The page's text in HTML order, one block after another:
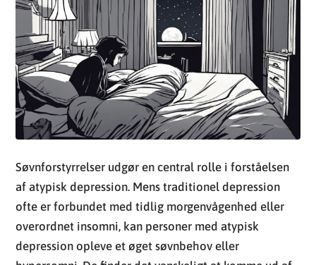
Søvnforstyrrelser udgør en central rolle i forståelsen
af atypisk depression. Mens traditionel depression
ofte er forbundet med tidlig morgenvågenhed eller
overordnet insomni, kan personer med atypisk
hypersomni. De finder det vanskeligt at komme ud af
sengen, føler sig trætte og udhvilede, selv efter lange
søvnperioder.
Øget søvnbehov: Individer kan sove længere